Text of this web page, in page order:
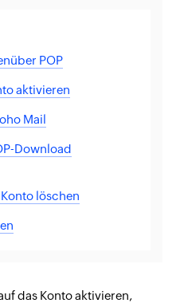
POP
aktivieren
Mail
Download
löschen
das Konto aktivieren,